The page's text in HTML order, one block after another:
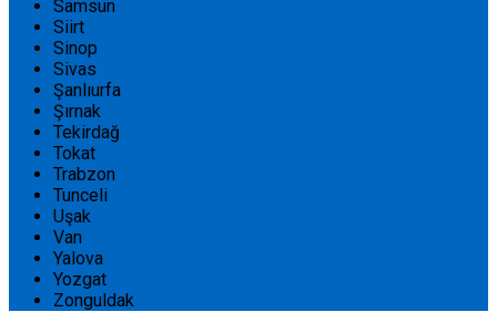
Samsun
Siirt
Sinop
Sivas
Şanlıurfa
Şırnak
Tekirdağ
Tokat
Trabzon
Tunceli
Uşak
Van
Yalova
Yozgat
Zonguldak